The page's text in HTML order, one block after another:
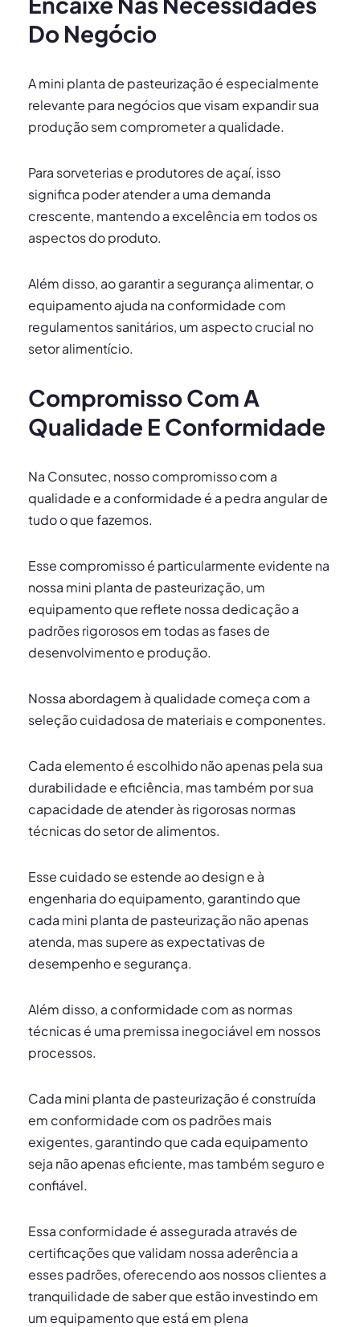
Do Negócio
A mini planta de pasteurização é especialmente
relevante para negócios que visam expandir sua
produção sem comprometer a qualidade.
Para sorveterias e produtores de açaí, isso
significa poder atender a uma demanda
crescente, mantendo a excelência em todos os
aspectos do produto.
Além disso, ao garantir a segurança alimentar, o
equipamento ajuda na conformidade com
regulamentos sanitários, um aspecto crucial no
setor alimentício.
Compromisso Com A
Qualidade E Conformidade
Na Consutec, nosso compromisso com a
qualidade e a conformidade é a pedra angular de
tudo o que fazemos.
Esse compromisso é particularmente evidente na
nossa mini planta de pasteurização, um
equipamento que reflete nossa dedicação a
padrões rigorosos em todas as fases de
desenvolvimento e produção.
Nossa abordagem à qualidade começa com a
seleção cuidadosa de materiais e componentes.
Cada elemento é escolhido não apenas pela sua
durabilidade e eficiência, mas também por sua
capacidade de atender às rigorosas normas
técnicas do setor de alimentos.
Esse cuidado se estende ao design e à
engenharia do equipamento, garantindo que
cada mini planta de pasteurização não apenas
atenda, mas supere as expectativas de
desempenho e segurança.
Além disso, a conformidade com as normas
técnicas é uma premissa inegociável em nossos
processos.
Cada mini planta de pasteurização é construída
em conformidade com os padrões mais
exigentes, garantindo que cada equipamento
seja não apenas eficiente, mas também seguro e
confiável.
Essa conformidade é assegurada através de
certificações que validam nossa aderência a
esses padrões, oferecendo aos nossos clientes a
tranquilidade de saber que estão investindo em
um equipamento que está em plena